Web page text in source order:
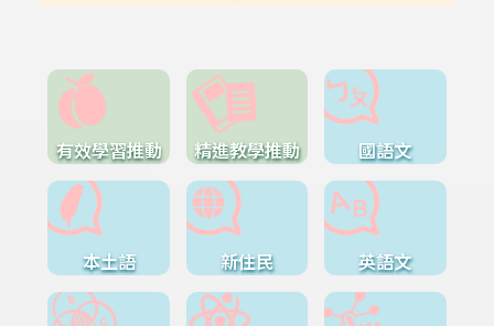
有效學習推動 精進教學推動 國語文
本土語 新住民 英語文